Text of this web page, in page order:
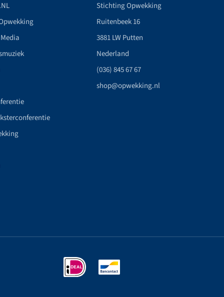
Stichting Opwekking
Ruitenbeek 16
3881 LW Putten
Nederland
(036) 845 67 67
shop@opwekking.nl